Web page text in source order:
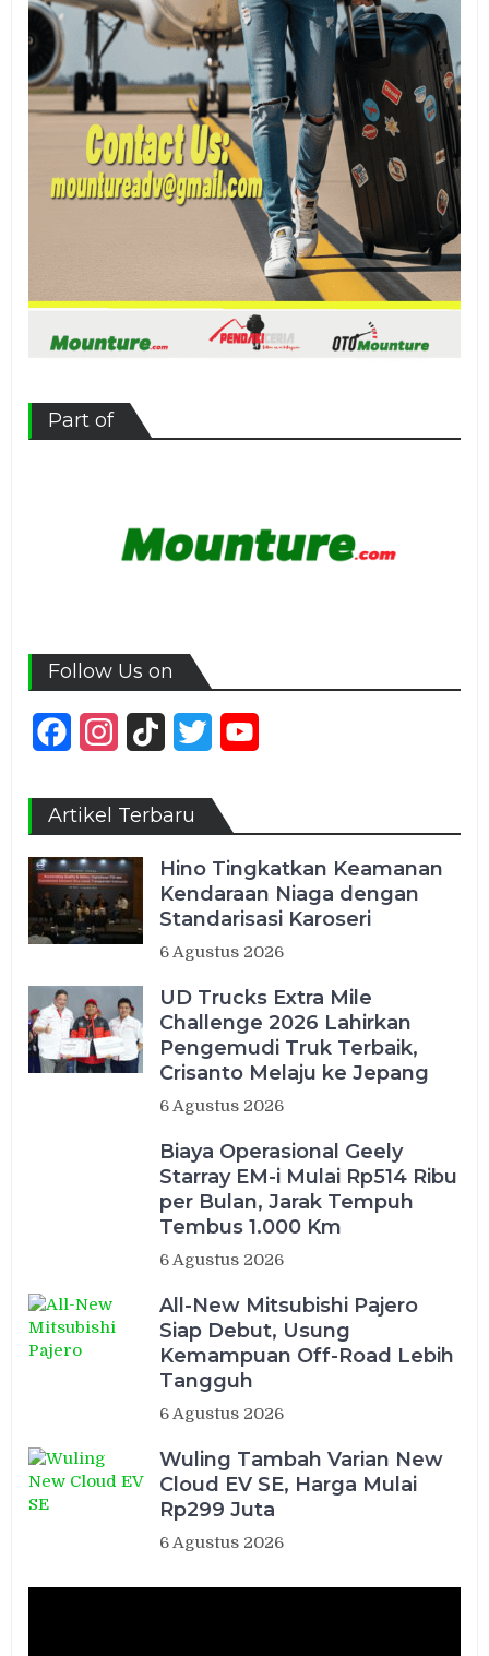
Part of
Follow Us on
FacebookInstagram
TikTok Twitter
Artikel Terbaru
Hino Tingkatkan Keamanan
Kendaraan Niaga dengan
Standarisasi Karoseri
6 Agustus 2026
UD Trucks Extra Mile
Challenge 2026 Lahirkan
Pengemudi Truk Terbaik,
Crisanto Melaju ke Jepang
6 Agustus 2026
Biaya Operasional Geely
Starray EM-i Mulai Rp514 Ribu
per Bulan, Jarak Tempuh
Tembus 1.000 Km
6 Agustus 2026
All-New Mitsubishi Pajero
Siap Debut, Usung
Kemampuan Off-Road Lebih
Tangguh
6 Agustus 2026
Wuling Tambah Varian New
Cloud EV SE, Harga Mulai
Rp299 Juta
6 Agustus 2026